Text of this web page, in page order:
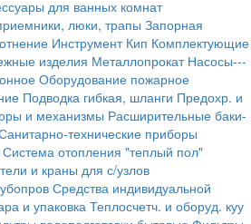
для ванных комнат
люки, трапы Запорная
Инструмент Кип Комплектующие
изделия Металлопрокат Насосы---
Оборудование пожарное
Подводка гибкая, шланги Предохр. и
и механизмы Расширительные баки-
технические приборы
Система отопления "теплый пол"
и краны для с/узлов
Средства индивидуальной
и упаковка Теплосчетч. и оборуд. куу